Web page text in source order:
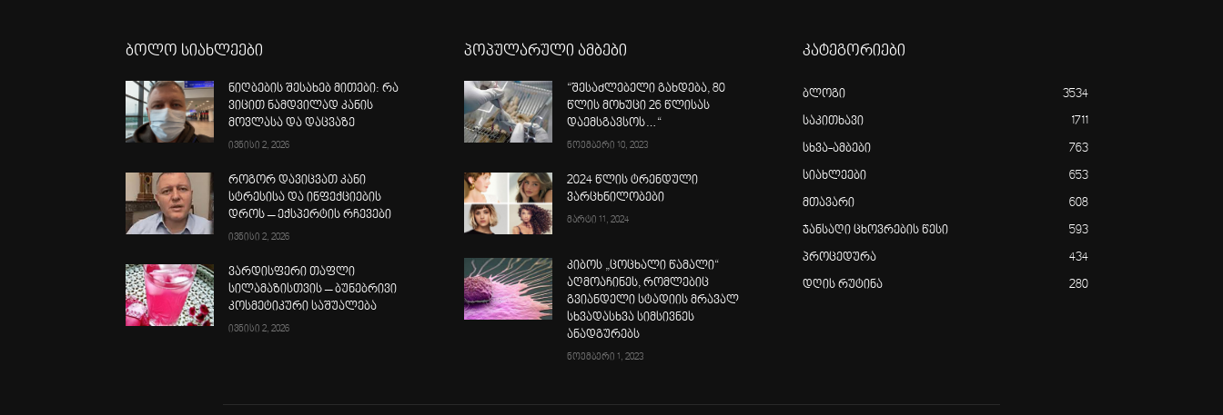
ბოლო სიახლეები
ნიღბების შესახებ მითები: რა
ვიცით ნამდვილად კანის
მოვლასა და დაცვაზე
ივნისი 2, 2026
როგორ დავიცვათ კანი
სტრესისა და ინფექციების
დროს – ექსპერტის რჩევები
ივნისი 2, 2026
ვარდისფერი თაფლი
სილამაზისთვის – ბუნებრივი
კოსმეტიკური საშუალება
ივნისი 2, 2026
პოპულარული ამბები
“შესაძლებელი გახდება, 80
წლის მოხუცი 26 წლისას
დაემსგავსოს…“
ნოემბერი 10, 2023
2024 წლის ტრენდული
ვარცხნილობები
მარტი 11, 2024
კიბოს „ცოცხალი წამალი“
აღმოაჩინეს, რომლებიც
გვიანდელი სტადიის მრავალ
სხვადასხვა სიმსივნეს
ანადგურებს
ნოემბერი 1, 2023
კატეგორიები
ბლოგი 3534
საკითხავი 1711
სხვა-ამბები 763
სიახლეები 653
მთავარი 608
ჯანსაღი ცხოვრების წესი 593
პროცედურა 434
დღის რუტინა 280